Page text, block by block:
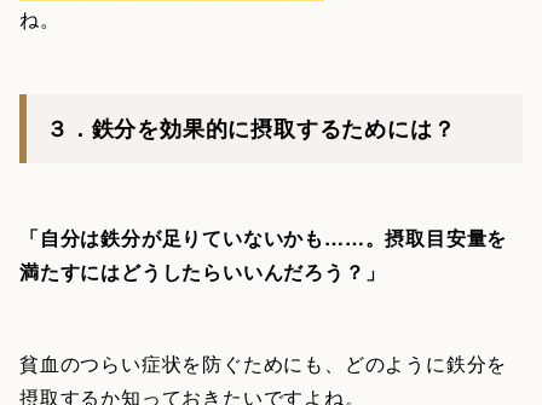
ね。
３．鉄分を効果的に摂取するためには？
「自分は鉄分が足りていないかも……。摂取目安量を
満たすにはどうしたらいいんだろう？」
貧血のつらい症状を防ぐためにも、どのように鉄分を
摂取するか知っておきたいですよね。